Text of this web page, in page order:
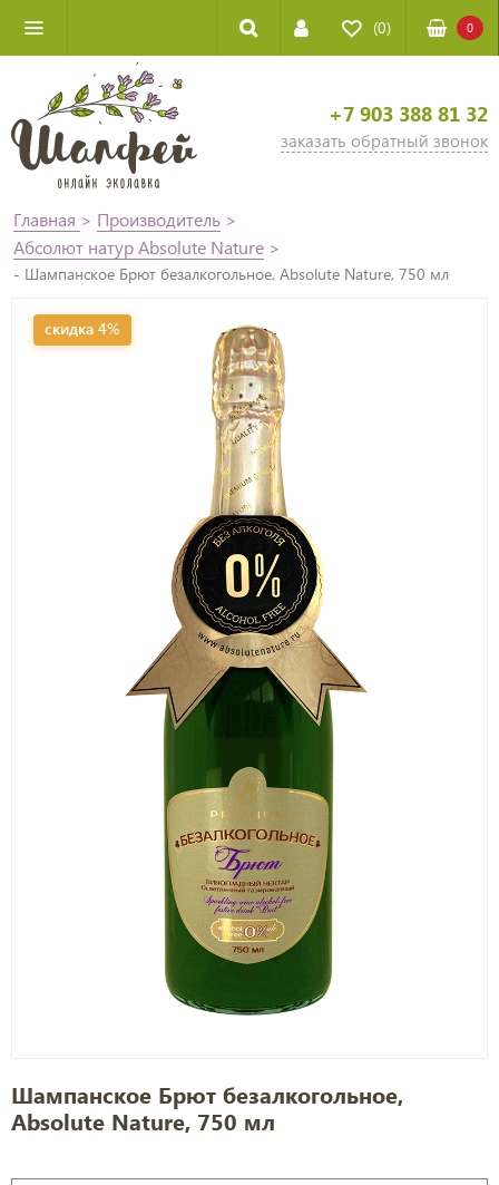
(0) 0
+7 903 388 81 32
заказать обратный звонок
Главная > Производитель >
Абсолют натур Absolute Nature >
- Шампанское Брют безалкогольное, Absolute Nature, 750 мл
скидка 4%
Шампанское Брют безалкогольное,
Absolute Nature, 750 мл